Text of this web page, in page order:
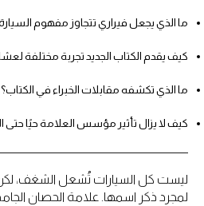
ما الذي يجعل فيراري تتجاوز مفهوم
كيف يقدم الكتاب الجديد تجربة مختلفة
ما الذي تكشفه مقابلات الخبراء في الكتاب؟
كيف لا يزال تأثير مؤسس العلامة حيًا حتى
ليست كل السيارات تُشعل الشغف،
لمجرد ذكر اسمها. علامة الحصان